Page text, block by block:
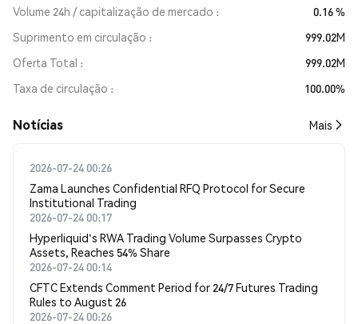
Volume 24h / capitalização de mercado
0.16 %
Suprimento em circulação
999.02M
Oferta Total
999.02M
Taxa de circulação
100.00%
​​Notícias​​ Mais
2026-07-24 00:26
Zama Launches Confidential RFQ Protocol for Secure
Institutional Trading
2026-07-24 00:17
Hyperliquid's RWA Trading Volume Surpasses Crypto
Assets, Reaches 54% Share
2026-07-24 00:14
CFTC Extends Comment Period for 24/7 Futures Trading
Rules to August 26
2026-07-24 00:26